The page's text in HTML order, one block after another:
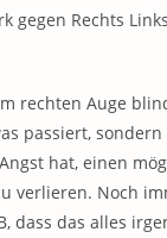
gegen Rechts
rechten Auge
passiert, sondern
hat, einen
verlieren. Noch
dass das alles